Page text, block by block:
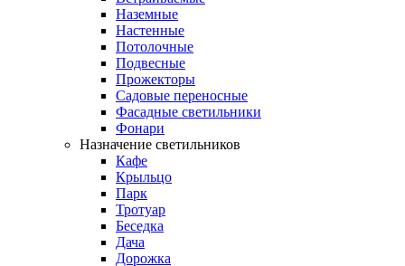
Наземные
Настенные
Потолочные
Подвесные
Прожекторы
Садовые переносные
Фасадные светильники
Фонари
Назначение светильников
Кафе
Крыльцо
Парк
Тротуар
Беседка
Дача
Дорожка